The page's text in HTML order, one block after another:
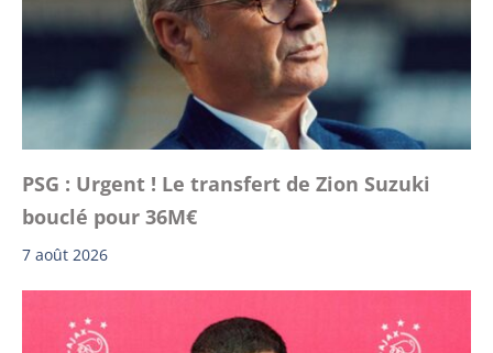
PSG : Urgent ! Le transfert de Zion Suzuki
bouclé pour 36M€
7 août 2026